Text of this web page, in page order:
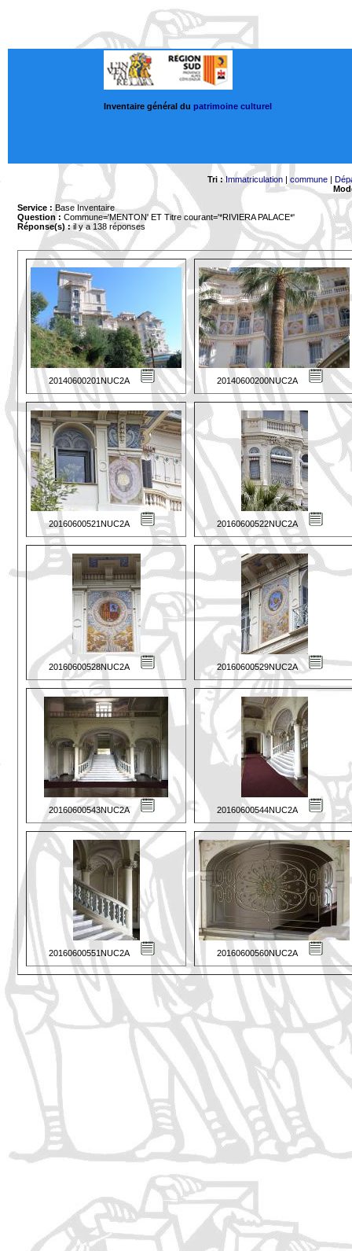
Inventaire général du patrimoine culturel
Tri : Immatriculation |commune |
Service : Base Inventaire
Question : Commune='MENTON' ET Titre courant='*RIVIERA PALACE*'
Réponse(s) :il y a 138 réponses
20140600201NUC2A 20140600200NUC2A
20160600521NUC2A 20160600522NUC2A
20160600528NUC2A 20160600529NUC2A
20160600543NUC2A 20160600544NUC2A
20160600551NUC2A 20160600560NUC2A